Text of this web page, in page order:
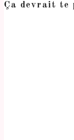
Ça devrait te